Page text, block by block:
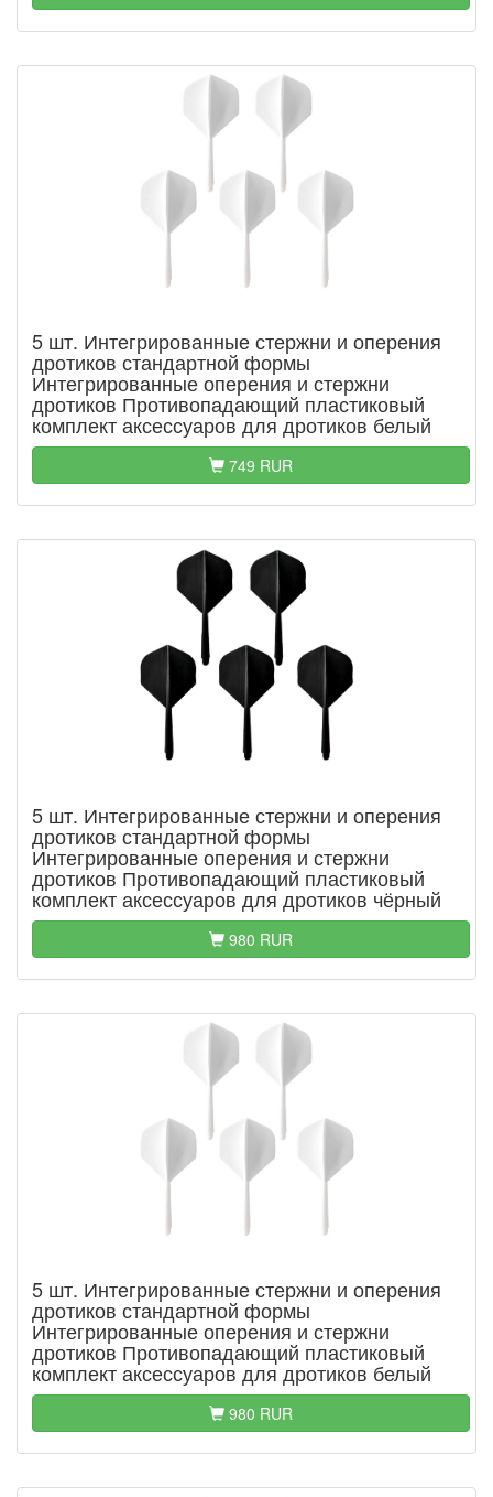
5 шт. Интегрированные стержни и оперения
дротиков стандартной формы
Интегрированные оперения и стержни
дротиков Противопадающий пластиковый
комплект аксессуаров для дротиков белый
749 RUR
5 шт. Интегрированные стержни и оперения
дротиков стандартной формы
Интегрированные оперения и стержни
дротиков Противопадающий пластиковый
комплект аксессуаров для дротиков чёрный
980 RUR
5 шт. Интегрированные стержни и оперения
дротиков стандартной формы
Интегрированные оперения и стержни
дротиков Противопадающий пластиковый
комплект аксессуаров для дротиков белый
980 RUR